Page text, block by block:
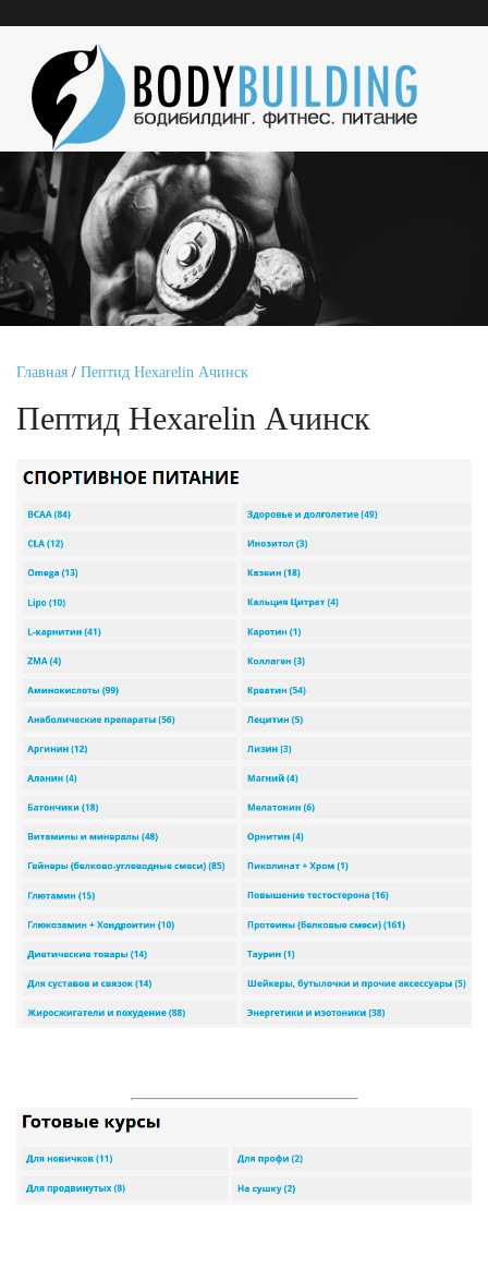
Главная / Пептид Hexarelin Ачинск
Пептид Hexarelin Ачинск